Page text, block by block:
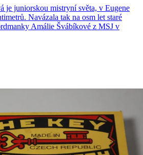
je juniorskou mistryní světa, v Eugene
Navázala tak na osm let staré
Amálie Švábíkové z MSJ v